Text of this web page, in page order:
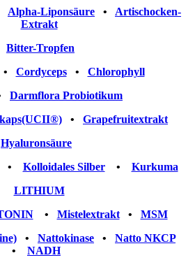
Alpha-Liponsäure • Artischocken-
Extrakt
Bitter-Tropfen
Cordyceps• Chlorophyll
Darmflora Probiotikum
®) • Grapefruitextrakt
Hyaluronsäure
• Kolloidales Silber• Kurkuma
LITHIUM
• Mistelextrakt• MSM
• Nattokinase • Natto NKCP
• NADH